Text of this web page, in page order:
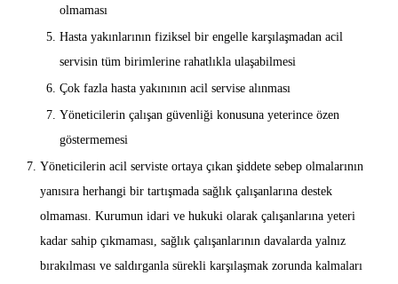
olmaması
Hasta yakınlarının fiziksel bir engelle karşılaşmadan acil
servisin tüm birimlerine rahatlıkla ulaşabilmesi
Çok fazla hasta yakınının acil servise alınması
Yöneticilerin çalışan güvenliği konusuna yeterince özen
göstermemesi
Yöneticilerin acil serviste ortaya çıkan şiddete sebep olmalarının
yanısıra herhangi bir tartışmada sağlık çalışanlarına destek
olmaması. Kurumun idari ve hukuki olarak çalışanlarına yeteri
kadar sahip çıkmaması, sağlık çalışanlarının davalarda yalnız
bırakılması ve saldırganla sürekli karşılaşmak zorunda kalmaları